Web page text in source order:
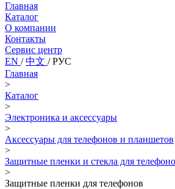
Главная
Каталог
О компании
Контакты
Сервис центр
EN /中文 /РУС
Главная
>
Каталог
>
Электроника и аксессуары
>
Аксессуары для телефонов и планшетов
>
Защитные пленки и стекла для
>
Защитные пленки для телефонов